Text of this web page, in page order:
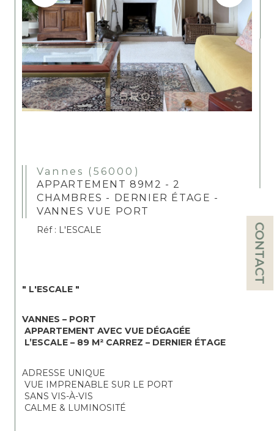
CONTACT
Vannes (56000)
APPARTEMENT 89M2 - 2
CHAMBRES - DERNIER ÉTAGE -
VANNES VUE PORT
Réf : L'ESCALE
" L'ESCALE "
VANNES – PORT
APPARTEMENT AVEC VUE DÉGAGÉE
L’ESCALE – 89 M² CARREZ – DERNIER ÉTAGE
ADRESSE UNIQUE
VUE IMPRENABLE SUR LE PORT
SANS VIS-À-VIS
CALME & LUMINOSITÉ